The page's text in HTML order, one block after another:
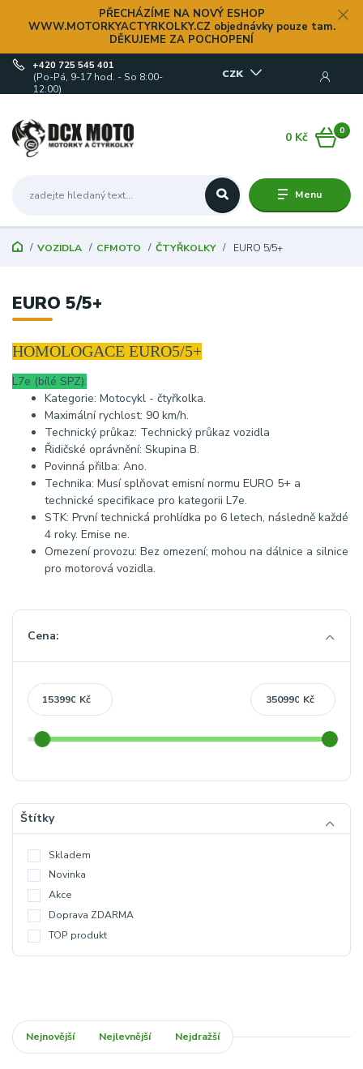
PŘECHÁZÍME NA NOVÝ ESHOP
WWW.MOTORKYACTYRKOLKY.CZ objednávky pouze tam.
DĚKUJEME ZA POCHOPENÍ
Menu
CZK
+420 725 545 401
(Po-Pá, 9-17 hod. - So 8:00-
12:00)
0
0 Kč
VOZIDLA CFMOTO ČTYŘKOLKY EURO 5/5+
EURO 5/5+
HOMOLOGACE EURO5/5+
L7e (bílé SPZ):
Kategorie: Motocykl - čtyřkolka.
Maximální rychlost: 90 km/h.
Technický průkaz: Technický průkaz vozidla
Řidičské oprávnění: Skupina B.
Povinná přilba: Ano.
Technika: Musí splňovat emisní normu EURO 5+ a
technické specifikace pro kategorii L7e.
STK: První technická prohlídka po 6 letech, následně každé
4 roky. Emise ne.
Omezení provozu: Bez omezení; mohou na dálnice a silnice
pro motorová vozidla.
Cena:
Kč Kč
Štítky
Skladem
Novinka
Akce
Doprava ZDARMA
TOP produkt
Nejnovější Nejlevnější Nejdražší